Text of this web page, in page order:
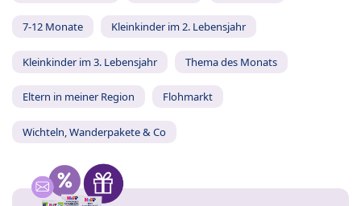
7-12 Monate Kleinkinder im 2. Lebensjahr
Kleinkinder im 3. Lebensjahr Thema des Monats
Eltern in meiner Region Flohmarkt
Wichteln, Wanderpakete & Co